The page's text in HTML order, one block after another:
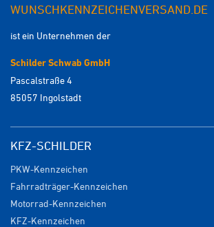
WUNSCHKENNZEICHENVERSAND.DE
ist ein Unternehmen der
Schilder Schwab GmbH
Pascalstraße 4
85057 Ingolstadt
KFZ-SCHILDER
PKW-Kennzeichen
Fahrradträger-Kennzeichen
Motorrad-Kennzeichen
KFZ-Kennzeichen